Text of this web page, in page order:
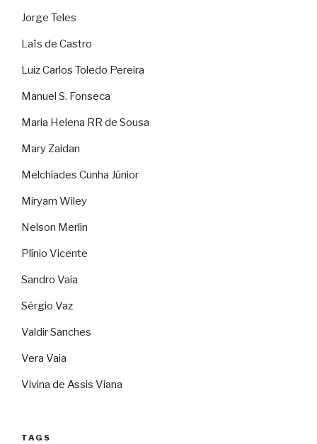
Jorge Teles
Laïs de Castro
Luiz Carlos Toledo Pereira
Manuel S. Fonseca
Maria Helena RR de Sousa
Mary Zaidan
Melchíades Cunha Júnior
Miryam Wiley
Nelson Merlin
Plínio Vicente
Sandro Vaia
Sérgio Vaz
Valdir Sanches
Vera Vaia
Vivina de Assis Viana
TAGS